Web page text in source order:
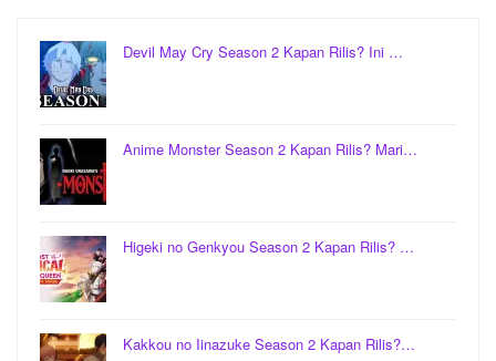
Devil May Cry Season 2 Kapan Rilis? Ini …
Anime Monster Season 2 Kapan Rilis? Mari…
Higeki no Genkyou Season 2 Kapan Rilis? …
Kakkou no Iinazuke Season 2 Kapan Rilis?…